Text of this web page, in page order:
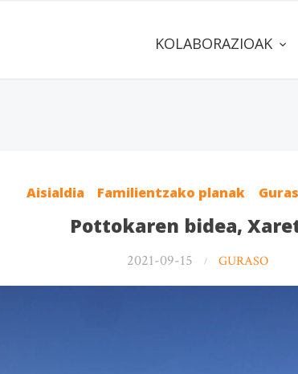
KOLABORAZIOAK
Aisialdia Familientzako planak
Pottokaren bidea,
2021-09-15 GURASO